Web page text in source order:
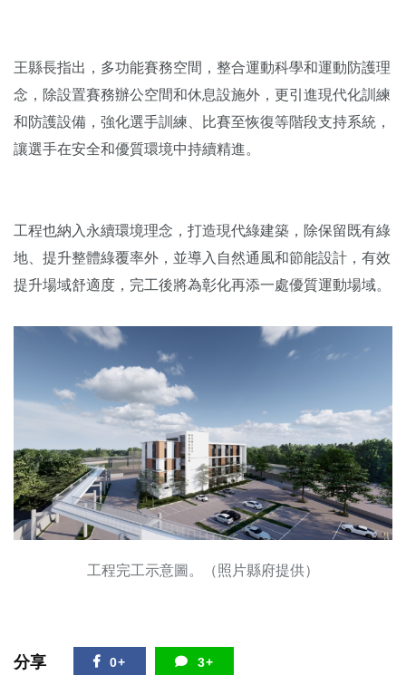
王縣長指出，多功能賽務空間，整合運動科學和運動防護理
念，除設置賽務辦公空間和休息設施外，更引進現代化訓練
和防護設備，強化選手訓練、比賽至恢復等階段支持系統，
讓選手在安全和優質環境中持續精進。
工程也納入永續環境理念，打造現代綠建築，除保留既有綠
地、提升整體綠覆率外，並導入自然通風和節能設計，有效
提升場域舒適度，完工後將為彰化再添一處優質運動場域。
工程完工示意圖。（照片縣府提供）
分享 0+ 3+